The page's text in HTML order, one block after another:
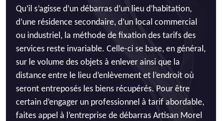
Qu’il s’agisse d’un débarras d’un lieu d’habitation,
d’une résidence secondaire, d’un local commercial
ou industriel, la méthode de fixation des tarifs des
services reste invariable. Celle-ci se base, en général,
sur le volume des objets à enlever ainsi que la
distance entre le lieu d’enlèvement et l’endroit où
seront entreposés les biens récupérés. Pour être
certain d’engager un professionnel à tarif abordable,
faites appel à l’entreprise de débarras Artisan Morel